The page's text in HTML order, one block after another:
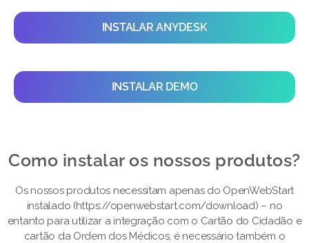
INSTALAR ANYDESK
INSTALAR DEMO
Como instalar os nossos produtos?​
Os nossos produtos necessitam apenas do OpenWebStart
instalado (https://openwebstart.com/download) – no
entanto para utilizar a integração com o Cartão do Cidadão e
cartão da Ordem dos Médicos, é necessário também o